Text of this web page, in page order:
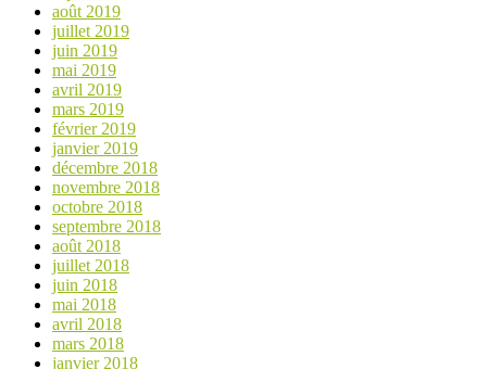
août 2019
juillet 2019
juin 2019
mai 2019
avril 2019
mars 2019
février 2019
janvier 2019
décembre 2018
novembre 2018
octobre 2018
septembre 2018
août 2018
juillet 2018
juin 2018
mai 2018
avril 2018
mars 2018
janvier 2018